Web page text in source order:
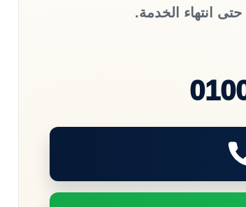
انتهاء الخدمة.